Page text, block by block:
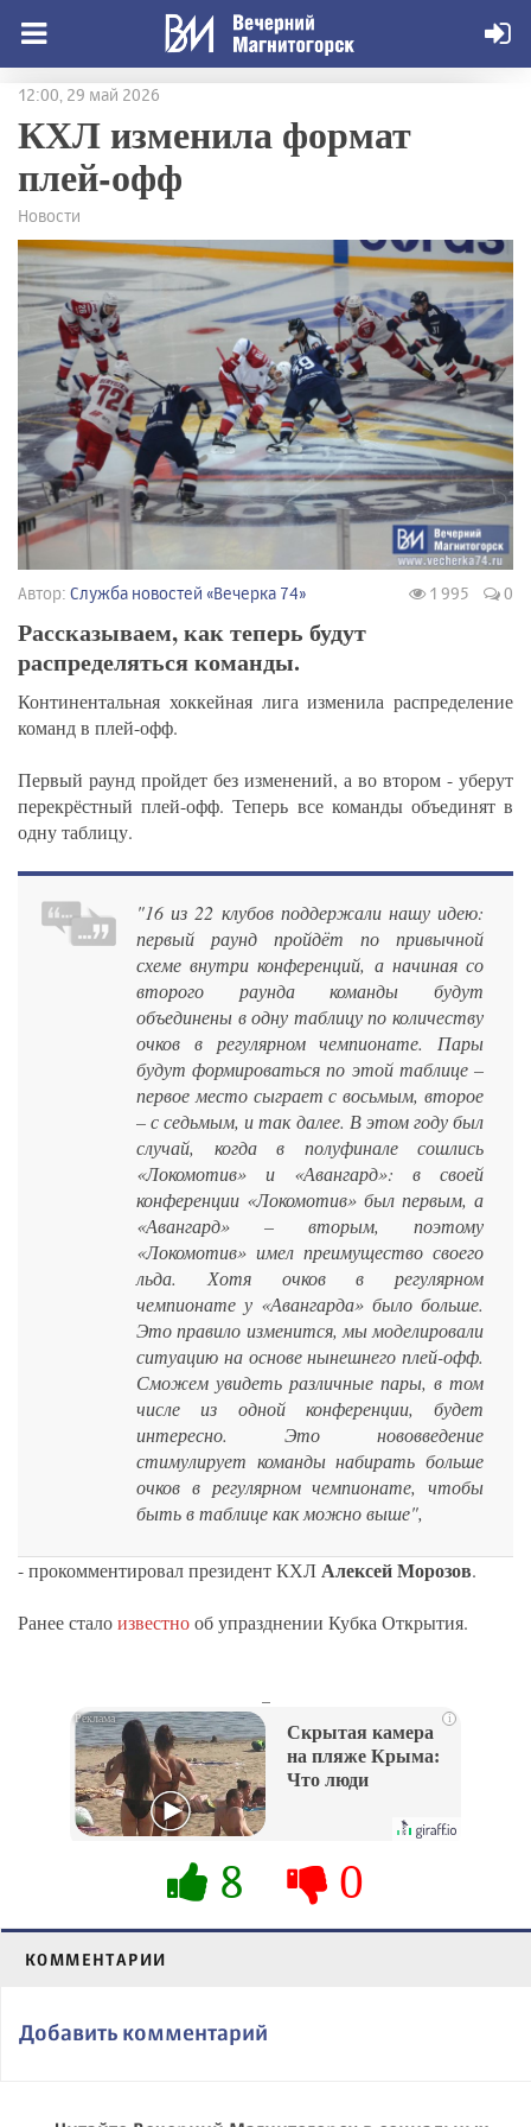
12:00, 29 май 2026
КХЛ изменила формат
плей-офф
Новости
Автор: Служба новостей «Вечерка 74» 1 995 0
Рассказываем, как теперь будут
распределяться команды.
Континентальная хоккейная лига изменила распределение
команд в плей-офф.
Первый раунд пройдет без изменений, а во втором - уберут
перекрёстный плей-офф. Теперь все команды объединят в
одну таблицу.
"16 из 22 клубов поддержали нашу идею:
первый раунд пройдёт по привычной
схеме внутри конференций, а начиная со
второго раунда команды будут
объединены в одну таблицу по количеству
очков в регулярном чемпионате. Пары
будут формироваться по этой таблице –
первое место сыграет с восьмым, второе
– с седьмым, и так далее. В этом году был
случай, когда в полуфинале сошлись
«Локомотив» и «Авангард»: в своей
конференции «Локомотив» был первым, а
«Авангард» – вторым, поэтому
«Локомотив» имел преимущество своего
льда. Хотя очков в регулярном
чемпионате у «Авангарда» было больше.
Это правило изменится, мы моделировали
ситуацию на основе нынешнего плей-офф.
Сможем увидеть различные пары, в том
числе из одной конференции, будет
интересно. Это нововведение
стимулирует команды набирать больше
очков в регулярном чемпионате, чтобы
быть в таблице как можно выше",
- прокомментировал президент КХЛАлексей Морозов.
Ранее сталоизвестнооб упразднении Кубка Открытия.
i
Скрытая камера
на пляже Крыма:
Что люди
их не видят...
8 0
КОММЕНТАРИИ
Добавить комментарий